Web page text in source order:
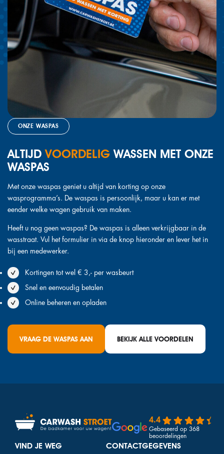
ONZE WASPAS
ALTIJDVOORDELIG WASSEN MET ONZE
WASPAS
Met onze waspas geniet u altijd van korting op onze
wasprogramma’s. De waspas is persoonlijk, maar u kan er met
eender welke wagen gebruik van maken.
Heeft u nog geen waspas? De waspas is alleen verkrijgbaar in de
wasstraat. Vul het formulier in via de knop hieronder en lever het in
bij een medewerker.
Kortingen tot wel € 3,- per wasbeurt
Snel en eenvoudig betalen
Online beheren en opladen
VRAAG DE WASPAS AAN BEKIJK ALLE VOORDELEN
4.4
Gebaseerd op 368
beoordelingen
VIND JE WEG CONTACTGEGEVENS